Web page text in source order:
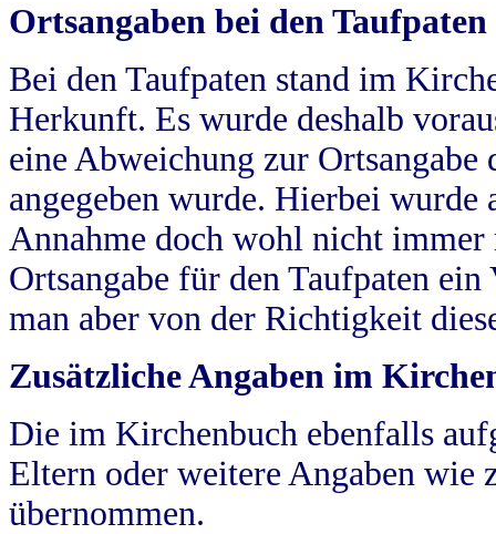
Ortsangaben bei den Taufpaten
Bei den Taufpaten stand im
Herkunft. Es wurde deshalb
eine Abweichung zur
angegeben wurde. Hierbei wurde
Annahme doch wohl nicht
Ortsangabe für den Taufpaten
man aber von der Richtigkeit
Zusätzliche Angaben im
Die im Kirchenbuch ebenfalls
Eltern oder weitere Angaben wie
übernommen.